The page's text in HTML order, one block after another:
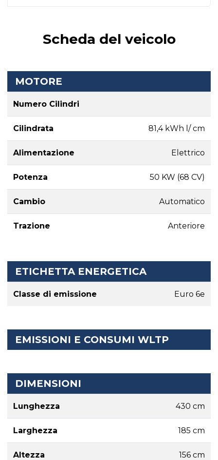
Scheda del veicolo
MOTORE
Numero Cilindri
Cilindrata 81,4 kWh l/ cm
Alimentazione Elettrico
Potenza 50 KW (68 CV)
Cambio Automatico
Trazione Anteriore
ETICHETTA ENERGETICA
Classe di emissione Euro 6e
EMISSIONI E CONSUMI WLTP
DIMENSIONI
Lunghezza 430 cm
Larghezza 185 cm
Altezza 156 cm